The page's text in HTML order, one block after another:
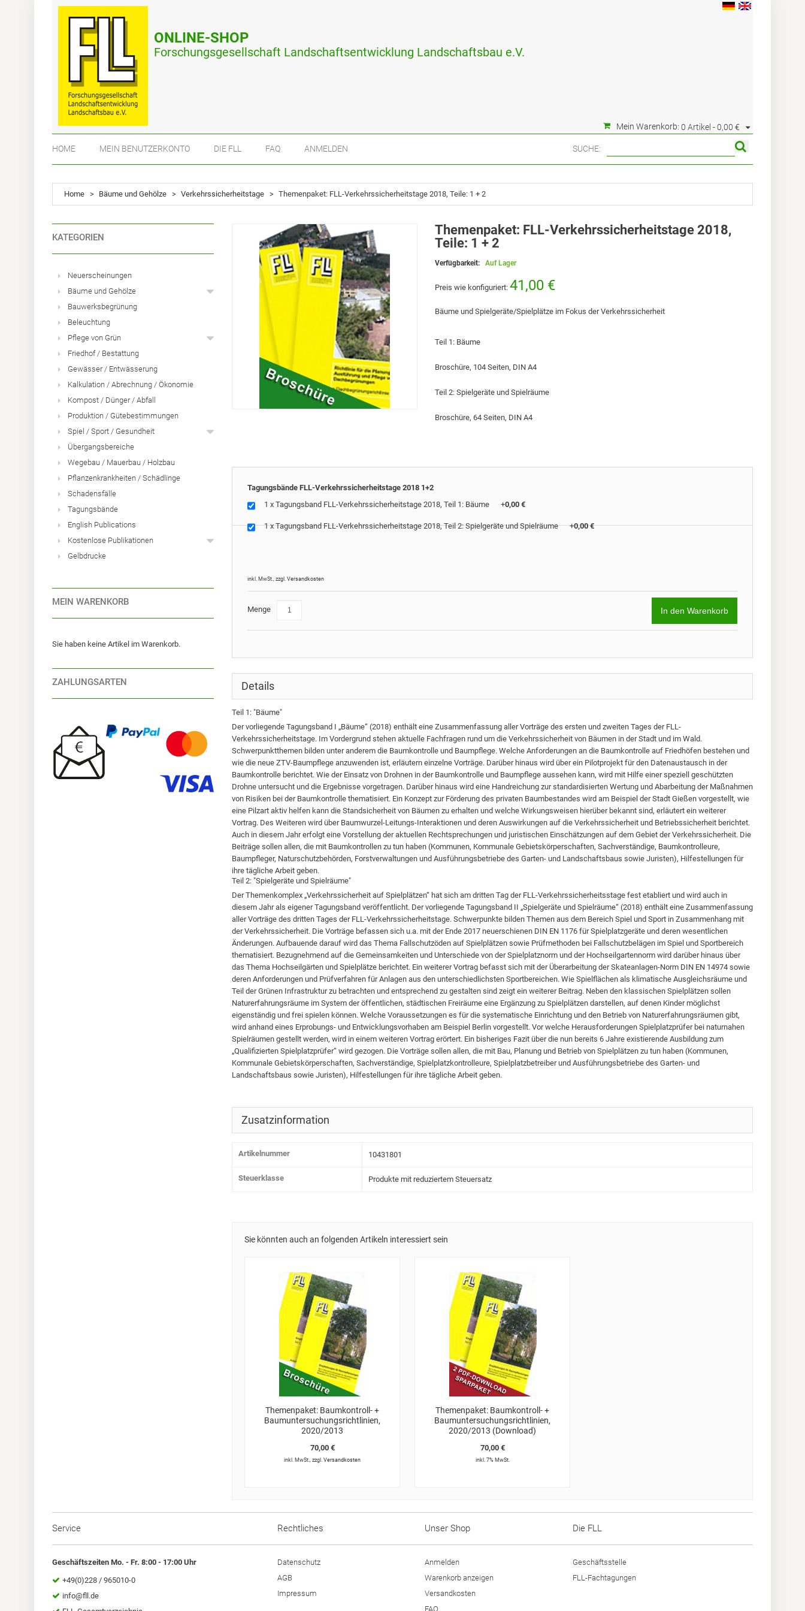
ONLINE-SHOP
Forschungsgesellschaft Landschaftsentwicklung Landschaftsbau e.V.
Mein Warenkorb: 0 Artikel -0,00 €
HOME MEIN BENUTZERKONTO DIE FLL FAQ ANMELDEN SUCHE:
Home > Bäume und Gehölze > Verkehrssicherheitstage > Themenpaket: FLL-Verkehrssicherheitstage 2018, Teile: 1 + 2
Themenpaket: FLL-Verkehrssicherheitstage 2018,
Teile: 1 + 2
Verfügbarkeit: Auf Lager
Preis wie konfiguriert: 41,00 €
Bäume und Spielgeräte/Spielplätze im Fokus der Verkehrssicherheit
Teil 1: Bäume
Broschüre, 104 Seiten, DIN A4
Teil 2: Spielgeräte und Spielräume
Broschüre, 64 Seiten, DIN A4
Tagungsbände FLL-Verkehrssicherheitstage 2018 1+2
1 x Tagungsband FLL-Verkehrssicherheitstage 2018, Teil 1: Bäume
+0,00 €
1 x Tagungsband FLL-Verkehrssicherheitstage 2018, Teil 2: Spielgeräte und Spielräume +0,00 €
inkl. MwSt., zzgl. Versandkosten
Menge In den Warenkorb
Details
Teil 1: "Bäume"
Der vorliegende Tagungsband I „Bäume“ (2018) enthält eine Zusammenfassung aller Vorträge des ersten und zweiten Tages der FLL-
Verkehrssicherheitstage. Im Vordergrund stehen aktuelle Fachfragen rund um die Verkehrssicherheit von Bäumen in der Stadt und im Wald.
Schwerpunktthemen bilden unter anderem die Baumkontrolle und Baumpflege. Welche Anforderungen an die Baumkontrolle auf Friedhöfen bestehen und
wie die neue ZTV-Baumpflege anzuwenden ist, erläutern einzelne Vorträge. Darüber hinaus wird über ein Pilotprojekt für den Datenaustausch in der
Baumkontrolle berichtet. Wie der Einsatz von Drohnen in der Baumkontrolle und Baumpflege aussehen kann, wird mit Hilfe einer speziell geschützten
Drohne untersucht und die Ergebnisse vorgetragen. Darüber hinaus wird eine Handreichung zur standardisierten Wertung und Abarbeitung der Maßnahmen
von Risiken bei der Baumkontrolle thematisiert. Ein Konzept zur Förderung des privaten Baumbestandes wird am Beispiel der Stadt Gießen vorgestellt, wie
eine Pilzart aktiv helfen kann die Standsicherheit von Bäumen zu erhalten und welche Wirkungsweisen hierüber bekannt sind, erläutert ein weiterer
Vortrag. Des Weiteren wird über Baumwurzel-Leitungs-Interaktionen und deren Auswirkungen auf die Verkehrssicherheit und Betriebssicherheit berichtet.
Auch in diesem Jahr erfolgt eine Vorstellung der aktuellen Rechtsprechungen und juristischen Einschätzungen auf dem Gebiet der Verkehrssicherheit. Die
Beiträge sollen allen, die mit Baumkontrollen zu tun haben (Kommunen, Kommunale Gebietskörperschaften, Sachverständige, Baumkontrolleure,
Baumpfleger, Naturschutzbehörden, Forstverwaltungen und Ausführungsbetriebe des Garten- und Landschaftsbaus sowie Juristen), Hilfestellungen für
ihre tägliche Arbeit geben.
Teil 2: "Spielgeräte und Spielräume"
Der Themenkomplex „Verkehrssicherheit auf Spielplätzen“ hat sich am dritten Tag der FLL-Verkehrssicherheitsstage fest etabliert und wird auch in
diesem Jahr als eigener Tagungsband veröffentlicht. Der vorliegende Tagungsband II „Spielgeräte und Spielräume“ (2018) enthält eine Zusammenfassung
aller Vorträge des dritten Tages der FLL-Verkehrssicherheitstage. Schwerpunkte bilden Themen aus dem Bereich Spiel und Sport in Zusammenhang mit
der Verkehrssicherheit. Die Vorträge befassen sich u.a. mit der Ende 2017 neuerschienen DIN EN 1176 für Spielplatzgeräte und deren wesentlichen
Änderungen. Aufbauende darauf wird das Thema Fallschutzöden auf Spielplätzen sowie Prüfmethoden bei Fallschutzbelägen im Spiel und Sportbereich
thematisiert. Bezugnehmend auf die Gemeinsamkeiten und Unterschiede von der Spielplatznorm und der Hochseilgartennorm wird darüber hinaus über
das Thema Hochseilgärten und Spielplätze berichtet. Ein weiterer Vortrag befasst sich mit der Überarbeitung der Skateanlagen-Norm DIN EN 14974 sowie
deren Anforderungen und Prüfverfahren für Anlagen aus den unterschiedlichsten Sportbereichen. Wie Spielflächen als klimatische Ausgleichsräume und
Teil der Grünen Infrastruktur zu betrachten und entsprechend zu gestalten sind zeigt ein weiterer Beitrag. Neben den klassischen Spielplätzen sollen
Naturerfahrungsräume im System der öffentlichen, städtischen Freiräume eine Ergänzung zu Spielplätzen darstellen, auf denen Kinder möglichst
eigenständig und frei spielen können. Welche Voraussetzungen es für die systematische Einrichtung und den Betrieb von Naturerfahrungsräumen gibt,
wird anhand eines Erprobungs- und Entwicklungsvorhaben am Beispiel Berlin vorgestellt. Vor welche Herausforderungen Spielplatzprüfer bei naturnahen
Spielräumen gestellt werden, wird in einem weiteren Vortrag erörtert. Ein bisheriges Fazit über die nun bereits 6 Jahre existierende Ausbildung zum
„Qualifizierten Spielplatzprüfer“ wird gezogen. Die Vorträge sollen allen, die mit Bau, Planung und Betrieb von Spielplätzen zu tun haben (Kommunen,
Kommunale Gebietskörperschaften, Sachverständige, Spielplatzkontrolleure, Spielplatzbetreiber und Ausführungsbetriebe des Garten- und
Landschaftsbaus sowie Juristen), Hilfestellungen für ihre tägliche Arbeit geben.
Zusatzinformation
Artikelnummer 10431801
Steuerklasse Produkte mit reduziertem Steuersatz
Sie könnten auch an folgenden Artikeln interessiert sein
Themenpaket: Baumkontroll- +
Baumuntersuchungsrichtlinien,
2020/2013
70,00 €
inkl. MwSt., zzgl. Versandkosten
Themenpaket: Baumkontroll- +
Baumuntersuchungsrichtlinien,
2020/2013 (Download)
70,00 €
inkl. 7% MwSt.
KATEGORIEN
Neuerscheinungen
Bäume und Gehölze
Bauwerksbegrünung
Beleuchtung
Pflege von Grün
Friedhof / Bestattung
Gewässer / Entwässerung
Kalkulation / Abrechnung / Ökonomie
Kompost / Dünger / Abfall
Produktion / Gütebestimmungen
Spiel / Sport / Gesundheit
Übergangsbereiche
Wegebau / Mauerbau / Holzbau
Pflanzenkrankheiten / Schädlinge
Schadensfälle
Tagungsbände
English Publications
Kostenlose Publikationen
Gelbdrucke
MEIN WARENKORB
Sie haben keine Artikel im Warenkorb.
ZAHLUNGSARTEN
Service
Geschäftszeiten Mo. - Fr. 8:00 - 17:00 Uhr
+49(0)228 / 965010-0
info@fll.de
Rechtliches
Datenschutz
AGB
Impressum
Unser Shop
Anmelden
Warenkorb anzeigen
Versandkosten
FAQ
Die FLL
Geschäftsstelle
FLL-Fachtagungen